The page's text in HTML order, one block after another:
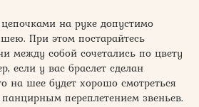
на руке допустимо
При этом постарайтесь
между собой сочетались по цвету
если у вас браслет сделан
на шее будет хорошо смотреться
переплетением звеньев.